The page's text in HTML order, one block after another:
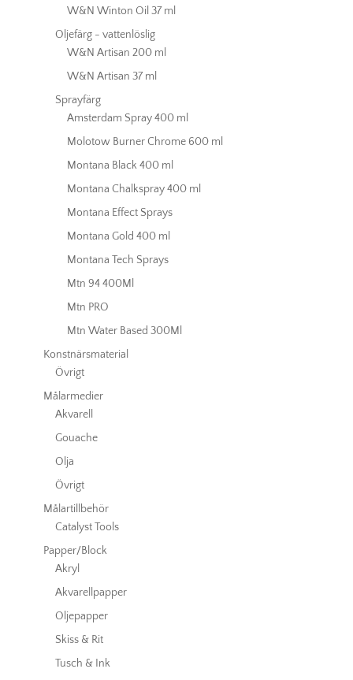
W&N Winton Oil 37 ml
Oljefärg - vattenlöslig
W&N Artisan 200 ml
W&N Artisan 37 ml
Sprayfärg
Amsterdam Spray 400 ml
Molotow Burner Chrome 600 ml
Montana Black 400 ml
Montana Chalkspray 400 ml
Montana Effect Sprays
Montana Gold 400 ml
Montana Tech Sprays
Mtn 94 400Ml
Mtn PRO
Mtn Water Based 300Ml
Konstnärsmaterial
Övrigt
Målarmedier
Akvarell
Gouache
Olja
Övrigt
Målartillbehör
Catalyst Tools
Papper/Block
Akryl
Akvarellpapper
Oljepapper
Skiss & Rit
Tusch & Ink